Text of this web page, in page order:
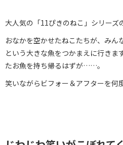
大人気の「11ぴきのねこ」シリーズ
おなかを空かせたねこたちが、みん
という大きな魚をつかまえに行きま
たお魚を持ち帰るはずが……。
笑いながらビフォー＆アフターを何